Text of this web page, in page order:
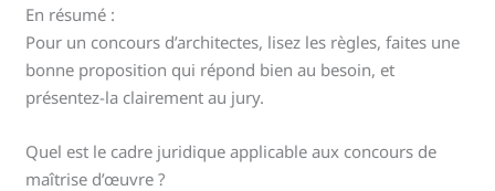
En résumé :
Pour un concours d’architectes, lisez les règles, faites une
bonne proposition qui répond bien au besoin, et
présentez-la clairement au jury.
Quel est le cadre juridique applicable aux concours de
maîtrise d’œuvre ?